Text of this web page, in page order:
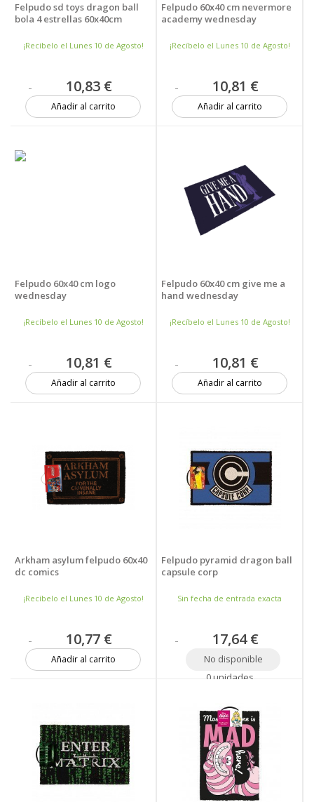
Felpudo sd toys dragon ball
bola 4 estrellas 60x40cm
¡Recíbelo el Lunes 10 de Agosto!
10,83 €
Añadir al carrito
Felpudo 60x40 cm nevermore
academy wednesday
¡Recíbelo el Lunes 10 de Agosto!
10,81 €
Añadir al carrito
Felpudo 60x40 cm logo
wednesday
¡Recíbelo el Lunes 10 de Agosto!
10,81 €
Añadir al carrito
Felpudo 60x40 cm give me a
hand wednesday
¡Recíbelo el Lunes 10 de Agosto!
10,81 €
Añadir al carrito
Arkham asylum felpudo 60x40
dc comics
¡Recíbelo el Lunes 10 de Agosto!
10,77 €
Añadir al carrito
Felpudo pyramid dragon ball
capsule corp
Sin fecha de entrada exacta
17,64 €
No disponible
0 unidades